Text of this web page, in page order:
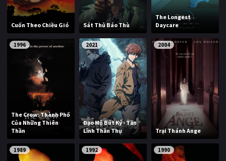
Cuốn Theo Chiều Gió Sát Thủ Báo Thù
The Longest
Daycare
1996
The Crow: Thành Phố
Của Những Thiên
Thần
2021
Đạo Mộ Bút Ký - Tần
Lĩnh Thần Thụ
2004
Trại Thánh Ange
1989 1992 1990